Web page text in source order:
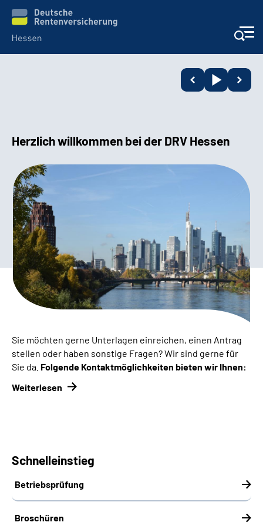
Reha-Kliniken
Karriere
Magazine
Über uns
Inhalte in Gebärdensprache (DGS)
Leichte Sprache
Suche
Herzlich willkommen bei der DRV Hessen
Sie möchten gerne Unterlagen einreichen, einen Antrag
stellen oder haben sonstige Fragen? Wir sind gerne für
Sie da. Folgende Kontaktmöglichkeiten bieten wir Ihnen:
Weiterlesen
Schnelleinstieg
Betriebsprüfung
Broschüren